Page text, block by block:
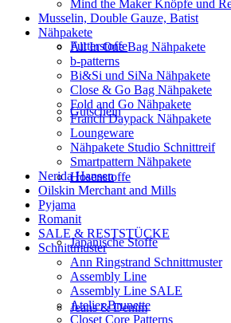
Futterstoffe
Gutschein
Hosenstoffe
Japanische Stoffe
Jeans & Denim
Mind the Maker Knöpfe und
Musselin, Double Gauze, Batist
Nähpakete
All In One Bag Nähpakete
b-patterns
Bi&Si und SiNa Nähpakete
Close & Go Bag Nähpakete
Fold and Go Nähpakete
Francli Daypack Nähpakete
Loungeware
Nähpakete Studio Schnittreif
Smartpattern Nähpakete
Nerida Hansen
Oilskin Merchant and Mills
Pyjama
Romanit
SALE & RESTSTÜCKE
Schnittmuster
Ann Ringstrand Schnittmuster
Assembly Line
Assembly Line SALE
Atelier Brunette
Closet Core Patterns